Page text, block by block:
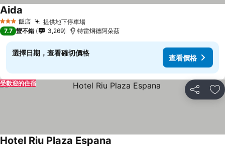
3 星級 飯店 提供地下停車場
Aida
7.7 蠻不錯 3,269 特雷炯德阿朵茲
選擇日期，查看確切價格
查看價格
分享 加
受歡迎的住宿
Hotel Riu Plaza Espana